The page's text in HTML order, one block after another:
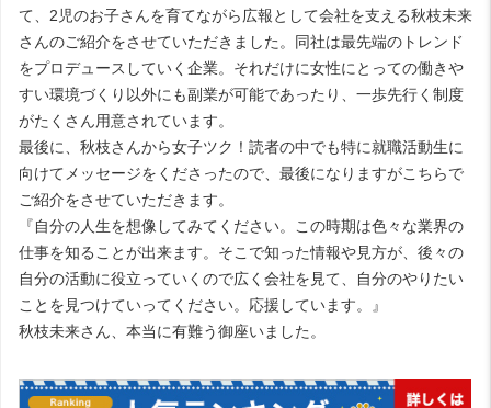
て、2児のお子さんを育てながら広報として会社を支える秋枝未来
さんのご紹介をさせていただきました。同社は最先端のトレンド
をプロデュースしていく企業。それだけに女性にとっての働きや
すい環境づくり以外にも副業が可能であったり、一歩先行く制度
がたくさん用意されています。
最後に、秋枝さんから女子ツク！読者の中でも特に就職活動生に
向けてメッセージをくださったので、最後になりますがこちらで
ご紹介をさせていただきます。
『自分の人生を想像してみてください。この時期は色々な業界の
仕事を知ることが出来ます。そこで知った情報や見方が、後々の
自分の活動に役立っていくので広く会社を見て、自分のやりたい
ことを見つけていってください。応援しています。』
秋枝未来さん、本当に有難う御座いました。